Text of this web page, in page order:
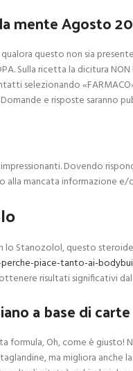
mente Agosto
questo non sia
Sulla ricetta la dicitura
selezionando
e risposte saranno
Dovendo
alla mancata informazione
Stanozolol, questo
piace-tanto-ai-
risultati significativi
a base di carte
formula, Oh, come è
ma migliora